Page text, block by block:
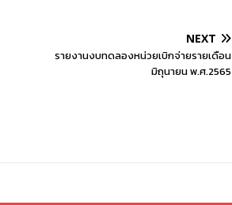
NEXT
รายงานงบทดลองหน่วยเบิกจ่ายรายเดือน
มิถุนายน พ.ศ.2565